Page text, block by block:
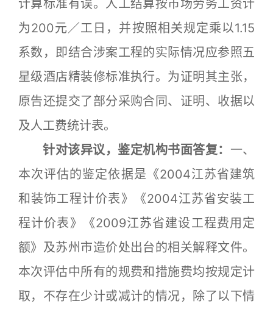
计算标准有误。人工结算按市场劳务工资计
为200元／工日，并按照相关规定乘以1.15
系数，即结合涉案工程的实际情况应参照五
星级酒店精装修标准执行。为证明其主张，
原告还提交了部分采购合同、证明、收据以
及人工费统计表。
针对该异议，鉴定机构书面答复： 一、
本次评估的鉴定依据是《2004江苏省建筑
和装饰工程计价表》《2004江苏省安装工
程计价表》《2009江苏省建设工程费用定
额》及苏州市造价处出台的相关解释文件。
本次评估中所有的规费和措施费均按规定计
取，不存在少计或减计的情况，除了以下情